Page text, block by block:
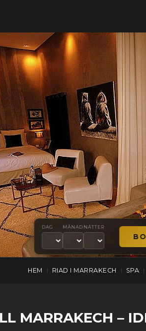
DAG MÅNAD NÄTTER
HEM | RIAD I MARRAKECH | SPA |
MARRAKECH –